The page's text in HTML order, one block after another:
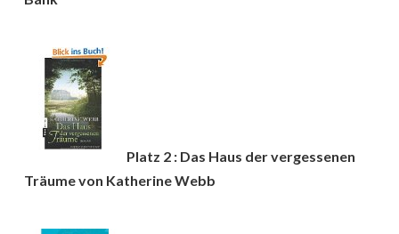
Platz 2 : Das Haus der vergessenen
Träume von Katherine Webb